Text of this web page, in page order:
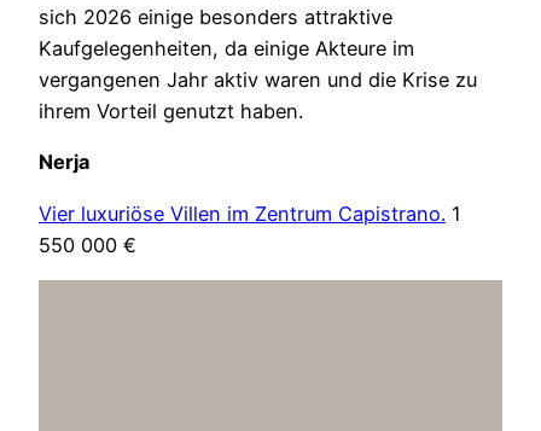
sich 2026 einige besonders attraktive
Kaufgelegenheiten, da einige Akteure im
vergangenen Jahr aktiv waren und die Krise zu
ihrem Vorteil genutzt haben.
Nerja
Vier luxuriöse Villen im Zentrum Capistrano. 1
550 000 €